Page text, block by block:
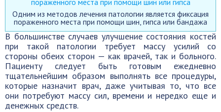
Одним из методов лечения патологии является фиксация
пораженного места при помощи шин, гипса или бандажа
В большинстве случаев улучшение состояния костей
при такой патологии требует массу усилий со
стороны обеих сторон — как врачей, так и больного.
Пациенту следует быть готовым ежедневно
тщательнейшим образом выполнять все процедуры,
которые назначит врач, даже учитывая то, что все
они потребуют массу сил, времени и нередко еще и
денежных средств.